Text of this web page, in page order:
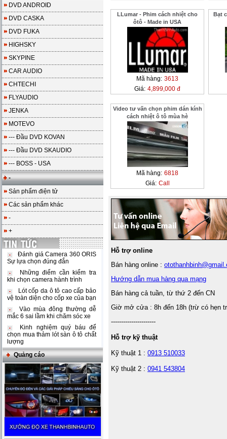
DVD ANDROID
DVD CASKA
DVD FUKA
HIGHSKY
SKYPINE
CAR AUDIO
CHTECHI
FLYAUDIO
JENKA
MOTEVO
--- Đầu DVD KOVAN
--- Đầu DVD SKAUDIO
--- BOSS - USA
-
Sản phẩm điện tử
Các sản phẩm khác
-
+
Đánh giá Camera 360 ORIS
Sự lựa chọn đúng đắn
Những điểm cần kiểm tra
khi chọn camera hành trình
Lót cốp da ô tô cao cấp bảo
vệ toàn diện cho cốp xe của bạn
Vào mùa đông thường dễ
mắc 6 sai lầm khi chăm sóc xe
Kinh nghiệm quý báu để
chọn mua thảm lót sàn ô tô chất
lượng
Quảng cáo
LLumar - Phim cách nhiệt cho
ôtô - Made in USA
Mã hàng: 3613
Giá: 4,899,000 đ
Bạt
Video tư vấn chọn phim dán kính
cách nhiệt ô tô mùa hè
Mã hàng: 6818
Giá: Call
Hỗ trợ online
Bán hàng online :
Hướng dẫn mua hàng qua mạng
Bán hàng cả tuần, từ thứ 2 đến CN
Giờ mở cửa : 8h đến 18h (trừ có hẹn
----------------------
Hỗ trợ kỹ thuật
Kỹ thuật 1 : 0913 510033
Kỹ thuật 2 : 0941 543804